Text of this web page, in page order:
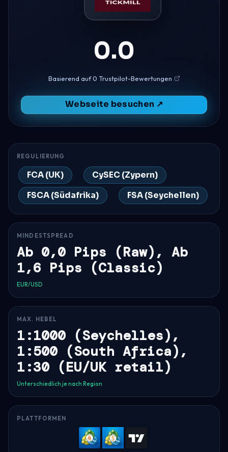
0.0
Basierend auf 0 Trustpilot-Bewertungen
Webseite besuchen ↗
REGULIERUNG
FCA (UK)
CySEC (Zypern)
FSCA (Südafrika)
FSA (Seychellen)
MINDESTSPREAD
Ab 0,0 Pips (Raw), Ab
1,6 Pips (Classic)
EUR/USD
MAX. HEBEL
1:1000 (Seychelles),
1:500 (South Africa),
1:30 (EU/UK retail)
Unterschiedlich je nach Region
PLATTFORMEN
MetaTrader
MetaTrader